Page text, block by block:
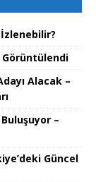
Görüntülendi
Alacak –
–
Güncel